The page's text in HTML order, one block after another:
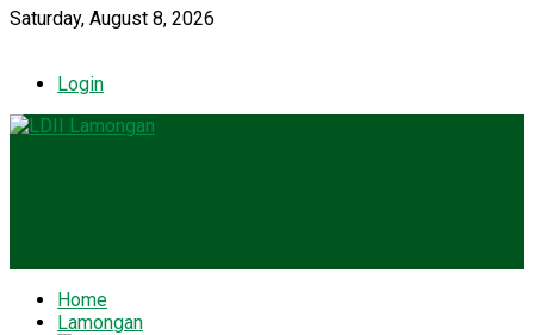
Saturday, August 8, 2026
Login
Home
Lamongan